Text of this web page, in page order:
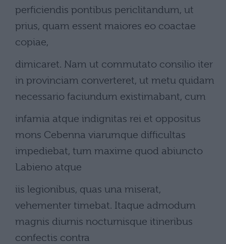
perficiendis pontibus periclitandum, ut
prius, quam essent maiores eo coactae
copiae,
dimicaret. Nam ut commutato consilio iter
in provinciam converteret, ut metu quidam
necessario faciundum existimabant, cum
infamia atque indignitas rei et oppositus
mons Cebenna viarumque difficultas
impediebat, tum maxime quod abiuncto
Labieno atque
iis legionibus, quas una miserat,
vehementer timebat. Itaque admodum
magnis diurnis nocturnisque itineribus
confectis contra